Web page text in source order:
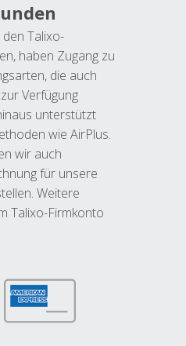
Talixo-
haben Zugang zu
die auch
Verfügung
unterstützt
wie AirPlus.
wir auch
für unsere
Weitere
Talixo-Firmkonto